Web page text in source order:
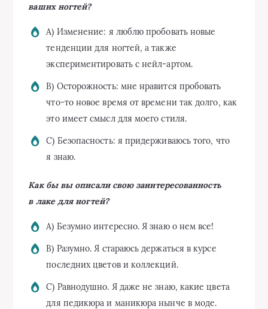
ваших ногтей?
A) Изменение: я люблю пробовать новые
тенденции для ногтей, а также
экспериментировать с нейл-артом.
B) Осторожность: мне нравится пробовать
что-то новое время от времени так долго, как
это имеет смысл для моего стиля.
C) Безопасность: я придерживаюсь того, что
я знаю.
Как бы вы описали свою заинтересованность
в лаке для ногтей?
A) Безумно интересно. Я знаю о нем все!
B) Разумно. Я стараюсь держаться в курсе
последних цветов и коллекций.
C) Равнодушно. Я даже не знаю, какие цвета
для педикюра и маникюра нынче в моде.